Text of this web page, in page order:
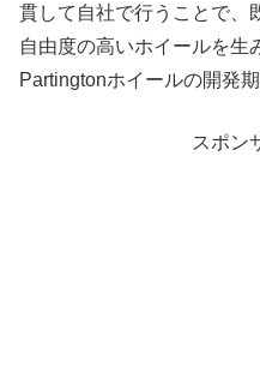
貫して自社で行うことで、
自由度の高いホイールを生
Partingtonホイールの開発
スポン